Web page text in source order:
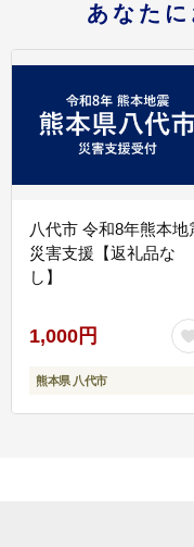
あなた
八代市 令和8年熊本地
災害支援【返礼品な
し】
1,000円
熊本県 八代市